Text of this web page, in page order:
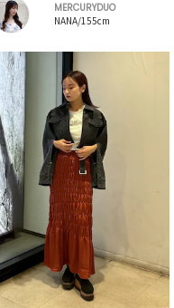
MERCURYDUO
NANA/155cm